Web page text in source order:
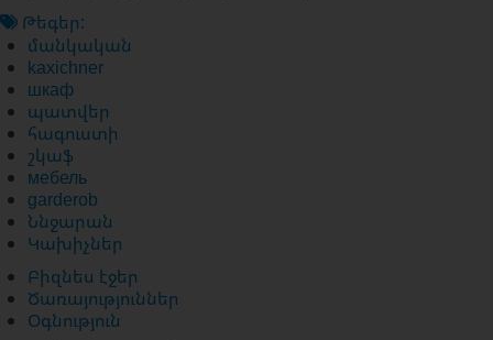
Թեգեր:
մանկական
kaxichner
шкаф
պատվեր
հագուստի
շկաֆ
мебель
garderob
Ննջարան
Կախիչներ
Բիզնես էջեր
Ծառայություններ
Օգնություն